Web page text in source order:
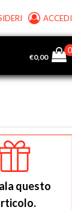
ACCEDI
€0,00
questo